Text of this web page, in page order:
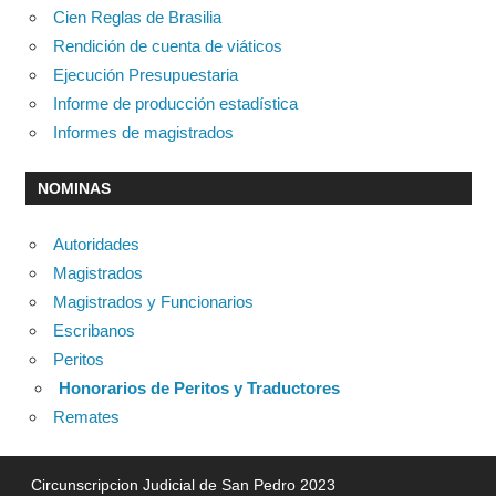
Cien Reglas de Brasilia
Rendición de cuenta de viáticos
Ejecución Presupuestaria
Informe de producción estadística
Informes de magistrados
NOMINAS
Autoridades
Magistrados
Magistrados y Funcionarios
Escribanos
Peritos
Honorarios de Peritos y Traductores
Remates
Circunscripcion Judicial de San Pedro 2023